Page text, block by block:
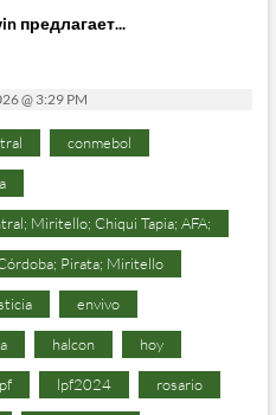
предлагает...
@ 3:29 PM
conmebol
Miritello; Chiqui Tapia; AFA;
Pirata; Miritello
envivo
halcon hoy
lpf2024 rosario